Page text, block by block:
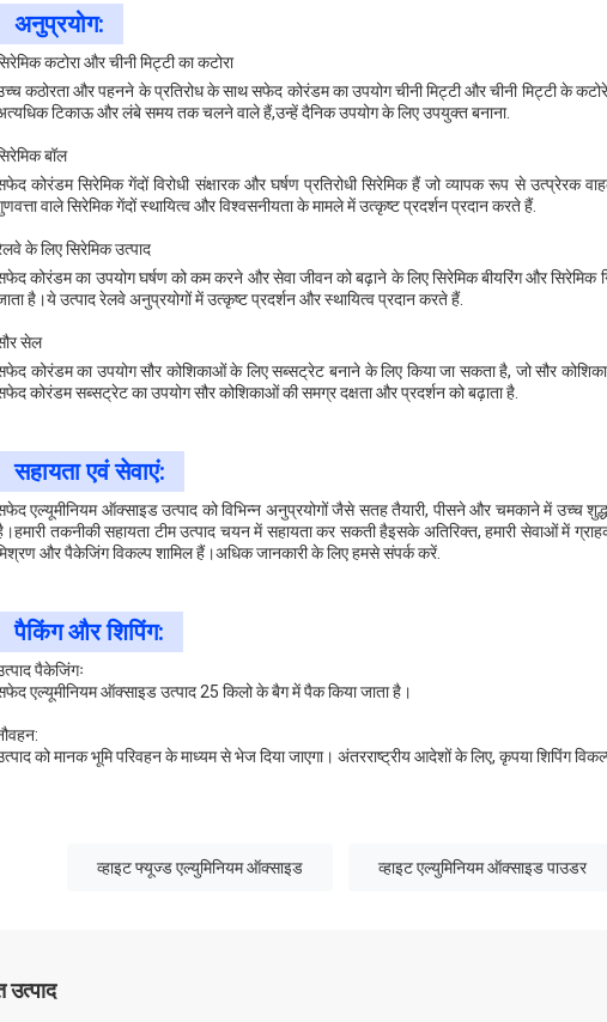
अनुप्रयोग:
कटोरा और चीनी मिट्टी का कटोरा
कठोरता और पहनने के प्रतिरोध के साथ सफेद कोरंडम का उपयोग चीनी मिट्टी और चीनी मिट्टी के
टिकाऊ और लंबे समय तक चलने वाले हैं,उन्हें दैनिक उपयोग के लिए उपयुक्त बनाना.
बॉल
कोरंडम सिरेमिक गेंदों विरोधी संक्षारक और घर्षण प्रतिरोधी सिरेमिक हैं जो व्यापक रूप से उत्प्रेरक
वाले सिरेमिक गेंदों स्थायित्व और विश्वसनीयता के मामले में उत्कृष्ट प्रदर्शन प्रदान करते हैं.
के लिए सिरेमिक उत्पाद
कोरंडम का उपयोग घर्षण को कम करने और सेवा जीवन को बढ़ाने के लिए सिरेमिक बीयरिंग और सिरेमिक
है।ये उत्पाद रेलवे अनुप्रयोगों में उत्कृष्ट प्रदर्शन और स्थायित्व प्रदान करते हैं.
सेल
कोरंडम का उपयोग सौर कोशिकाओं के लिए सब्सट्रेट बनाने के लिए किया जा सकता है, जो सौर
कोरंडम सब्सट्रेट का उपयोग सौर कोशिकाओं की समग्र दक्षता और प्रदर्शन को बढ़ाता है.
सहायता एवं सेवाएं:
एल्यूमीनियम ऑक्साइड उत्पाद को विभिन्न अनुप्रयोगों जैसे सतह तैयारी, पीसने और चमकाने में उच्च
तकनीकी सहायता टीम उत्पाद चयन में सहायता कर सकती हैइसके अतिरिक्त, हमारी सेवाओं में
और पैकेजिंग विकल्प शामिल हैं।अधिक जानकारी के लिए हमसे संपर्क करें.
पैकिंग और शिपिंग:
पैकेजिंगः
एल्यूमीनियम ऑक्साइड उत्पाद 25 किलो के बैग में पैक किया जाता है।
को मानक भूमि परिवहन के माध्यम से भेज दिया जाएगा। अंतरराष्ट्रीय आदेशों के लिए, कृपया शिपिंग
व्हाइट फ्यूज्ड एल्युमिनियम ऑक्साइड व्हाइट एल्युमिनियम ऑक्साइड पाउडर